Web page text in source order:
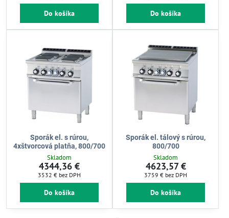
Do košíka Do košíka
Sporák el. s rúrou,
4xštvorcová platňa, 800/700
Skladom
4344,36 €
3532 € bez DPH
Do košíka
Sporák el. tálový s rúrou,
800/700
Skladom
4623,57 €
3759 € bez DPH
Do košíka